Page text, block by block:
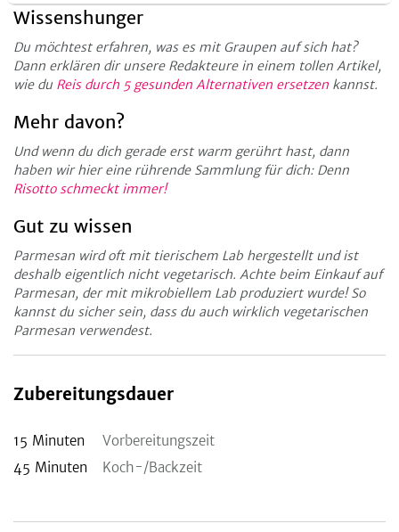
Wissenshunger
Du möchtest erfahren, was es mit Graupen auf sich hat?
Dann erklären dir unsere Redakteure in einem tollen Artikel,
wie du Reis durch 5 gesunden Alternativen ersetzen kannst.
Mehr davon?
Und wenn du dich gerade erst warm gerührt hast, dann
haben wir hier eine rührende Sammlung für dich: Denn
Risotto schmeckt immer!
Gut zu wissen
Parmesan wird oft mit tierischem Lab hergestellt und ist
deshalb eigentlich nicht vegetarisch. Achte beim Einkauf auf
Parmesan, der mit mikrobiellem Lab produziert wurde! So
kannst du sicher sein, dass du auch wirklich vegetarischen
Parmesan verwendest.
Zubereitungsdauer
15 Minuten
Vorbereitungszeit
45 Minuten Koch-/Backzeit